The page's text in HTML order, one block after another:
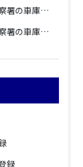
の車庫証明
の車庫証明
録